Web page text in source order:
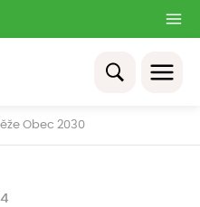
Obec 2030